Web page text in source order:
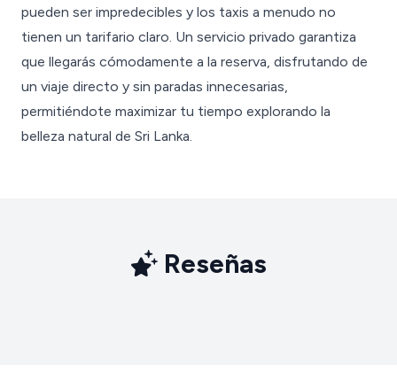
pueden ser impredecibles y los taxis a menudo no
tienen un tarifario claro. Un servicio privado garantiza
que llegarás cómodamente a la reserva, disfrutando de
un viaje directo y sin paradas innecesarias,
permitiéndote maximizar tu tiempo explorando la
belleza natural de Sri Lanka.
Reseñas